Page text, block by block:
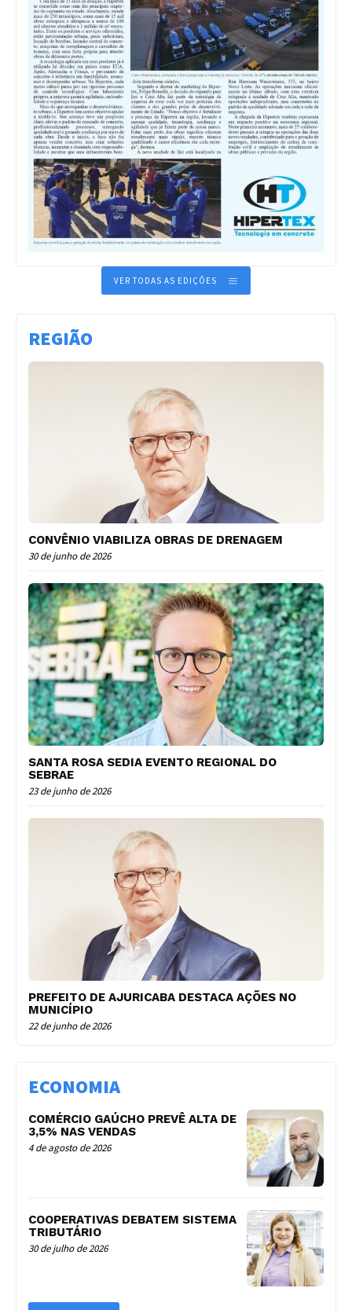
VER TODAS AS EDIÇÕES
REGIÃO
CONVÊNIO VIABILIZA OBRAS DE DRENAGEM
30 de junho de 2026
SANTA ROSA SEDIA EVENTO REGIONAL DO
SEBRAE
23 de junho de 2026
PREFEITO DE AJURICABA DESTACA AÇÕES NO
MUNICÍPIO
22 de junho de 2026
ECONOMIA
COMÉRCIO GAÚCHO PREVÊ ALTA DE
3,5% NAS VENDAS
4 de agosto de 2026
COOPERATIVAS DEBATEM SISTEMA
TRIBUTÁRIO
30 de julho de 2026